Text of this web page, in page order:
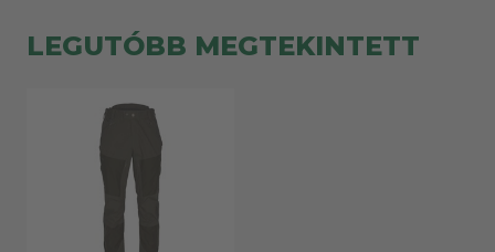
LEGUTÓBB MEGTEKINTETT